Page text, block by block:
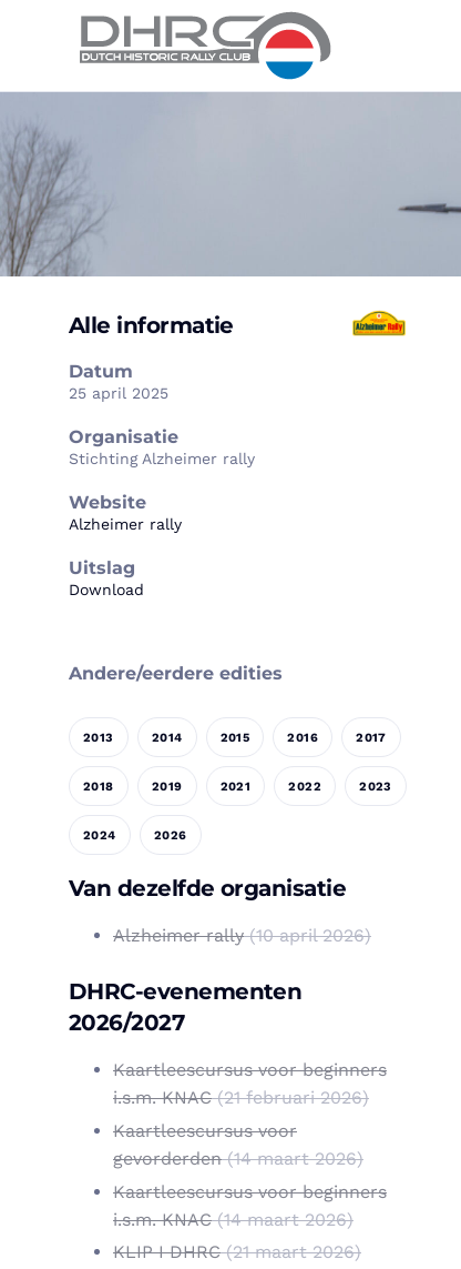
Alle informatie
Datum
25 april 2025
Organisatie
Stichting Alzheimer rally
Website
Alzheimer rally
Uitslag
Download
Andere/eerdere edities
2013 2014 2015 2016 2017
2018 2019 2021 2022 2023
2024 2026
Van dezelfde organisatie
Alzheimer rally(10 april 2026)
DHRC-evenementen
2026/2027
Kaartleescursus voor beginners
i.s.m. KNAC(21 februari 2026)
Kaartleescursus voor
gevorderden(14 maart 2026)
Kaartleescursus voor beginners
i.s.m. KNAC(14 maart 2026)
KLIP I DHRC(21 maart 2026)